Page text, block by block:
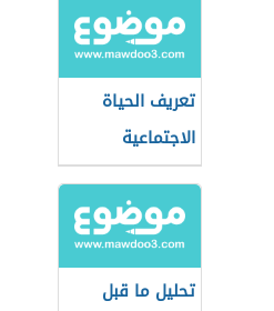
تعريف الحياة
الاجتماعية
تحليل ما قبل